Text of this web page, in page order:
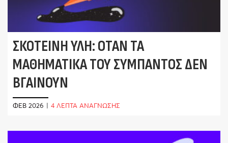
ΣΚΟΤΕΙΝΉ ΎΛΗ: ΌΤΑΝ ΤΑ
ΜΑΘΗΜΑΤΙΚΆ ΤΟΥ ΣΎΜΠΑΝΤΟΣ ΔΕΝ
ΒΓΑΊΝΟΥΝ
ΦΕΒ 2026 | 4 ΛΕΠΤΑ ΑΝΑΓΝΩΣΗΣ